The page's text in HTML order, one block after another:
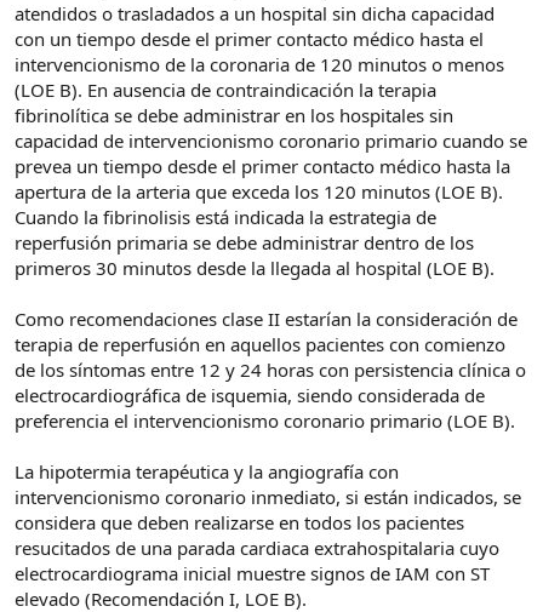
atendidos o trasladados a un hospital sin dicha capacidad
con un tiempo desde el primer contacto médico hasta el
intervencionismo de la coronaria de 120 minutos o menos
(LOE B). En ausencia de contraindicación la terapia
fibrinolítica se debe administrar en los hospitales sin
capacidad de intervencionismo coronario primario cuando se
prevea un tiempo desde el primer contacto médico hasta la
apertura de la arteria que exceda los 120 minutos (LOE B).
Cuando la fibrinolisis está indicada la estrategia de
reperfusión primaria se debe administrar dentro de los
primeros 30 minutos desde la llegada al hospital (LOE B).
Como recomendaciones clase II estarían la consideración de
terapia de reperfusión en aquellos pacientes con comienzo
de los síntomas entre 12 y 24 horas con persistencia clínica o
electrocardiográfica de isquemia, siendo considerada de
preferencia el intervencionismo coronario primario (LOE B).
La hipotermia terapéutica y la angiografía con
intervencionismo coronario inmediato, si están indicados, se
considera que deben realizarse en todos los pacientes
resucitados de una parada cardiaca extrahospitalaria cuyo
electrocardiograma inicial muestre signos de IAM con ST
elevado (Recomendación I, LOE B).